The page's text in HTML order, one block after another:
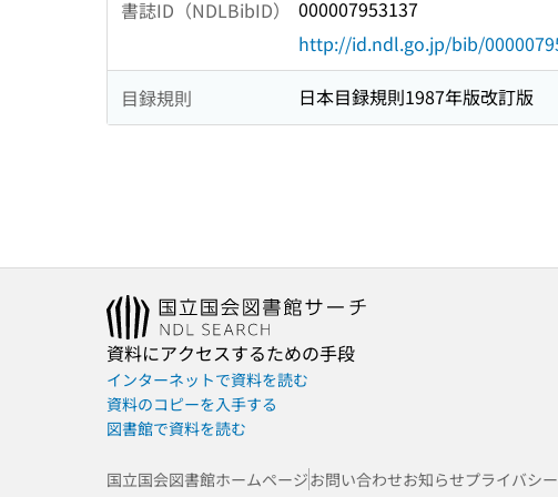
書誌ID（NDLBibID）
000007953137
http://id.ndl.go.jp/bib/
目録規則 日本目録規則1987年版改訂版
資料にアクセスするための手段
インターネットで資料を読む
資料のコピーを入手する
図書館で資料を読む
国立国会図書館ホームページお問い合わせお知らせプライバシ